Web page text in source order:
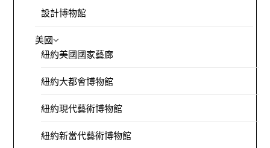
設計博物館
美國
紐約美國國家藝廊
紐約大都會博物館
紐約現代藝術博物館
紐約新當代藝術博物館